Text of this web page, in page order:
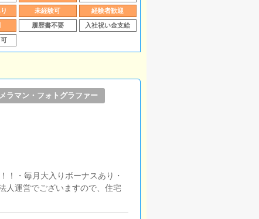
未経験可 経験者歓迎
履歴書不要 入社祝い金支給
ラマン・フォトグラファー
！・毎月大入りボーナスあり・
人運営でございますので、住宅